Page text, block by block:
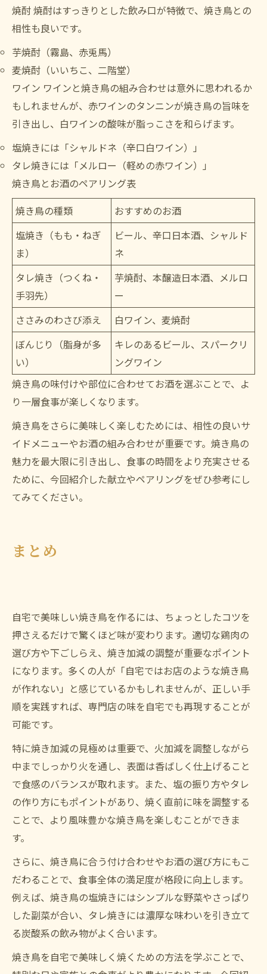
焼酎 焼酎はすっきりとした飲み口が特徴で、焼き鳥との
相性も良いです。
芋焼酎（霧島、赤兎馬）
麦焼酎（いいちこ、二階堂）
ワイン ワインと焼き鳥の組み合わせは意外に思われるか
もしれませんが、赤ワインのタンニンが焼き鳥の旨味を
引き出し、白ワインの酸味が脂っこさを和らげます。
塩焼きには「シャルドネ（辛口白ワイン）」
タレ焼きには「メルロー（軽めの赤ワイン）」
焼き鳥とお酒のペアリング表
焼き鳥の種類
おすすめのお酒
塩焼き（もも・ねぎ
ま）
ビール、辛口日本酒、シャルド
ネ
タレ焼き（つくね・
手羽先）
芋焼酎、本醸造日本酒、メルロ
ー
ささみのわさび添え
白ワイン、麦焼酎
ぼんじり（脂身が多
い）
キレのあるビール、スパークリ
ングワイン
焼き鳥の味付けや部位に合わせてお酒を選ぶことで、よ
り一層食事が楽しくなります。
焼き鳥をさらに美味しく楽しむためには、相性の良いサ
イドメニューやお酒の組み合わせが重要です。焼き鳥の
魅力を最大限に引き出し、食事の時間をより充実させる
ために、今回紹介した献立やペアリングをぜひ参考にし
てみてください。
まとめ
自宅で美味しい焼き鳥を作るには、ちょっとしたコツを
押さえるだけで驚くほど味が変わります。適切な鶏肉の
選び方や下ごしらえ、焼き加減の調整が重要なポイント
になります。多くの人が「自宅ではお店のような焼き鳥
が作れない」と感じているかもしれませんが、正しい手
順を実践すれば、専門店の味を自宅でも再現することが
可能です。
特に焼き加減の見極めは重要で、火加減を調整しながら
中までしっかり火を通し、表面は香ばしく仕上げること
で食感のバランスが取れます。また、塩の振り方やタレ
の作り方にもポイントがあり、焼く直前に味を調整する
ことで、より風味豊かな焼き鳥を楽しむことができま
す。
さらに、焼き鳥に合う付け合わせやお酒の選び方にもこ
だわることで、食事全体の満足度が格段に向上します。
例えば、焼き鳥の塩焼きにはシンプルな野菜やさっぱり
した副菜が合い、タレ焼きには濃厚な味わいを引き立て
る炭酸系の飲み物がよく合います。
焼き鳥を自宅で美味しく焼くための方法を学ぶことで、